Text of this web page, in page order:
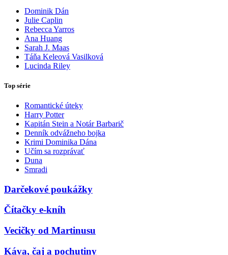
Dominik Dán
Julie Caplin
Rebecca Yarros
Ana Huang
Sarah J. Maas
Táňa Keleová Vasilková
Lucinda Riley
Top série
Romantické úteky
Harry Potter
Kapitán Stein a Notár Barbarič
Denník odvážneho bojka
Krimi Dominika Dána
Učím sa rozprávať
Duna
Smradi
Darčekové poukážky
Čítačky e-kníh
Vecičky od Martinusu
Káva, čaj a pochutiny